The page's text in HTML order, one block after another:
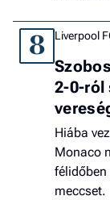
8 Liverpool
2-0-ról
Hiába
Monaco
félidőben
meccset.